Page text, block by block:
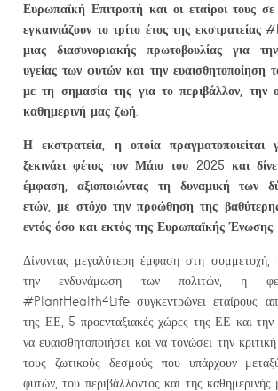
Ευρωπαϊκή Επιτροπή και οι εταίροι τους
εγκαινιάζουν το τρίτο έτος της
μιας διασυνοριακής πρωτοβουλίας για
υγείας των φυτών και την ευαισθητοποίηση
με τη σημασία της για το περιβάλλον, την
καθημερινή μας ζωή.
Η εκστρατεία, η οποία πραγματοποιείται
ξεκινάει φέτος τον Μάιο του 2025 και
έμφαση, αξιοποιώντας τη δυναμική των
ετών, με στόχο την προώθηση της
εντός όσο και εκτός της Ευρωπαϊκής Ένωσης.
Δίνοντας μεγαλύτερη έμφαση στη συμμετοχή,
την ενδυνάμωση των πολιτών, η
#PlantHealth4Life συγκεντρώνει εταίρους
της ΕΕ, 5 προενταξιακές χώρες της ΕΕ και την
να ευαισθητοποιήσει και να τονώσει την
τους ζωτικούς δεσμούς που υπάρχουν
φυτών, του περιβάλλοντος και της καθημερινής